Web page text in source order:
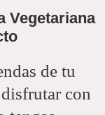
Vegetariana
de tu
con